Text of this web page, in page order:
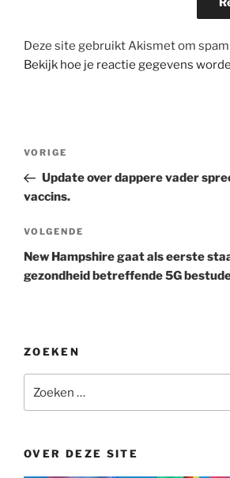
Deze site gebruikt Akismet om
Bekijk hoe je reactie gegevens
Bericht
Vorig
bericht
VORIGE
Update over dappere vader
vaccins.
Volgend
bericht
VOLGENDE
New Hampshire gaat als eerste
gezondheid betreffende 5G
ZOEKEN
naar:
OVER DEZE SITE